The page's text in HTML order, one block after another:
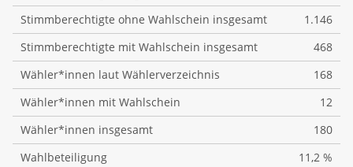
Stimmberechtigte ohne Wahlschein insgesamt
1.146
Stimmberechtigte mit Wahlschein insgesamt
468
Wähler*innen laut Wählerverzeichnis
168
Wähler*innen mit Wahlschein
12
Wähler*innen insgesamt
180
Wahlbeteiligung
11,2 %